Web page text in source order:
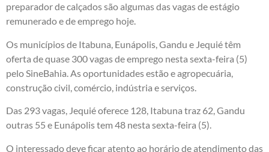
preparador de calçados são algumas das vagas de estágio
remunerado e de emprego hoje.
Os municípios de Itabuna, Eunápolis, Gandu e Jequié têm
oferta de quase 300 vagas de emprego nesta sexta-feira (5)
pelo SineBahia. As oportunidades estão e agropecuária,
construção civil, comércio, indústria e serviços.
Das 293 vagas, Jequié oferece 128, Itabuna traz 62, Gandu
outras 55 e Eunápolis tem 48 nesta sexta-feira (5).
O interessado deve ficar atento ao horário de atendimento das